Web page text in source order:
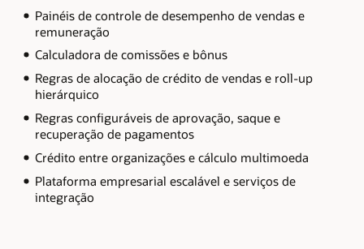
Painéis de controle de desempenho de vendas e
remuneração
Calculadora de comissões e bônus
Regras de alocação de crédito de vendas e roll-up
hierárquico
Regras configuráveis ​​de aprovação, saque e
recuperação de pagamentos
Crédito entre organizações e cálculo multimoeda
Plataforma empresarial escalável e serviços de
integração